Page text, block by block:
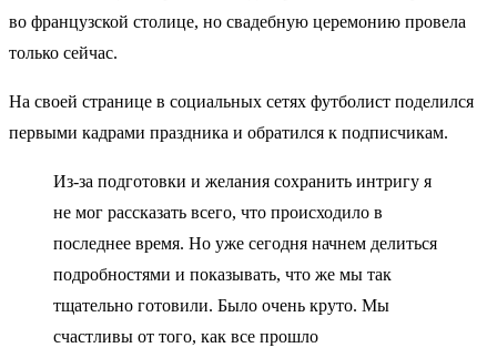
во французской столице, но свадебную церемонию провела
только сейчас.
На своей странице в социальных сетях футболист поделился
первыми кадрами праздника и обратился к подписчикам.
Из-за подготовки и желания сохранить интригу я
не мог рассказать всего, что происходило в
последнее время. Но уже сегодня начнем делиться
подробностями и показывать, что же мы так
тщательно готовили. Было очень круто. Мы
счастливы от того, как все прошло